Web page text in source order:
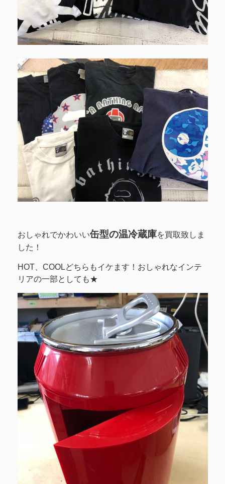
おしゃれでかわいい缶型の温冷蔵庫を買取致しま
した！
HOT、COOLどちらもイケます！おしゃれなインテ
リアの一部としても★